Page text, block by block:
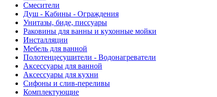
Смесители
Душ - Кабины - Ограждения
Унитазы, биде, писсуары
Раковины для ванны и кухонные мойки
Инсталляции
Мебель для ванной
Полотенцесушители - Водонагреватели
Аксессуары для ванной
Аксессуары для кухни
Сифоны и слив-переливы
Комплектующие